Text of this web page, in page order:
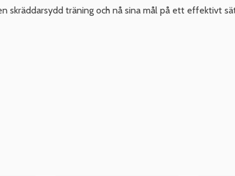
skräddarsydd träning och nå sina mål på ett effektivt